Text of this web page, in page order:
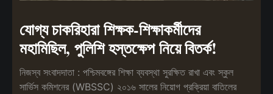
যোগ্য চাকরিহারা শিক্ষক-শিক্ষাকর্মীদের
মহামিছিল, পুলিশি হস্তক্ষেপ নিয়ে বিতর্ক!
নিজস্ব সংবাদদাতা : পশ্চিমবঙ্গের শিক্ষা ব্যবস্থা সুরক্ষিত রাখা এবং স্কুল
সার্ভিস কমিশনের (WBSSC) ২০১৬ সালের নিয়োগ প্রক্রিয়া বাতিলের